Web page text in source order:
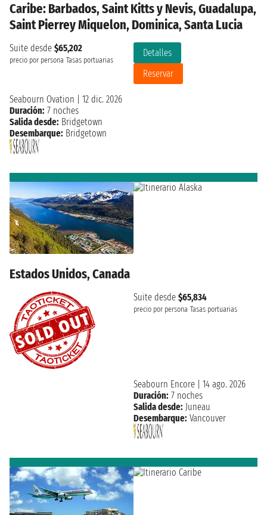
Caribe: Barbados, Saint Kitts y Nevis, Guadalupa,
Saint Pierrey Miquelon, Dominica, Santa Lucia
Suite desde $65,202
precio por persona Tasas portuarias
Detalles
Reservar
Seabourn Ovation
12 dic. 2026
Duración: 7 noches
Salida desde: Bridgetown
Desembarque: Bridgetown
Estados Unidos, Canada
Suite desde $65,834
precio por persona Tasas portuarias
Seabourn Encore
14 ago. 2026
Duración: 7 noches
Salida desde: Juneau
Desembarque: Vancouver